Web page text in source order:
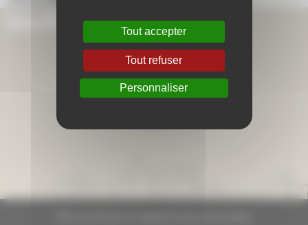
Aide en ligne
Foire aux questions
Lexique
Tout accepter
Tout refuser
Personnaliser